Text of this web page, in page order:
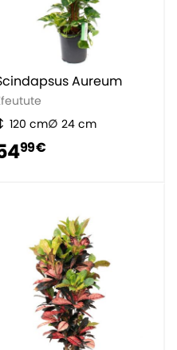
Aureum
120 cm
24 cm
99 €